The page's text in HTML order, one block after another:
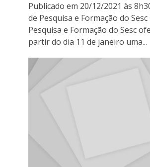
Publicado em 20/12/2021 às
de Pesquisa e Formação do
Pesquisa e Formação do Sesc
partir do dia 11 de janeiro uma...